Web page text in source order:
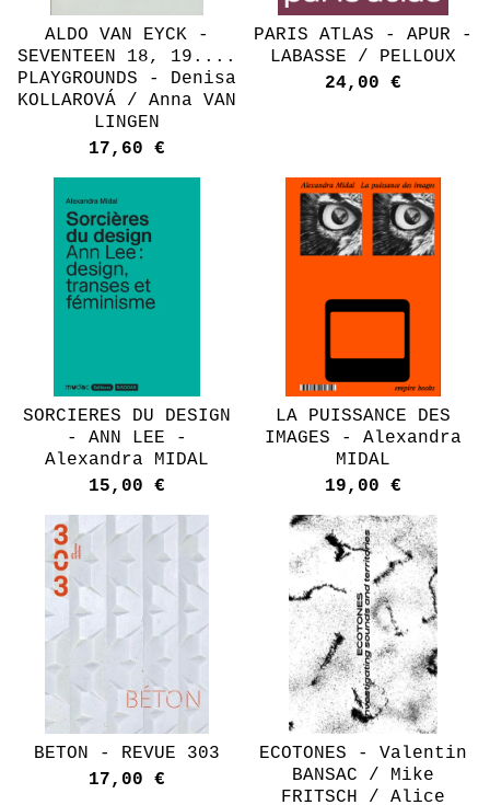
ALDO VAN EYCK -
SEVENTEEN 18, 19....
PLAYGROUNDS - Denisa
KOLLAROVÁ / Anna VAN
LINGEN
17,60 €
PARIS ATLAS - APUR -
LABASSE / PELLOUX
24,00 €
SORCIERES DU DESIGN
- ANN LEE -
Alexandra MIDAL
15,00 €
LA PUISSANCE DES
IMAGES - Alexandra
MIDAL
19,00 €
BETON - REVUE 303
17,00 €
ECOTONES - Valentin
BANSAC / Mike
FRITSCH / Alice